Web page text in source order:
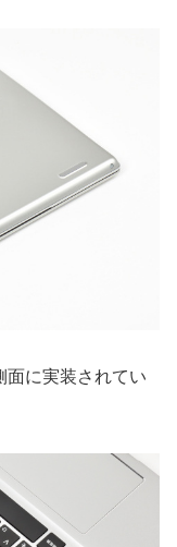
面に実装されてい